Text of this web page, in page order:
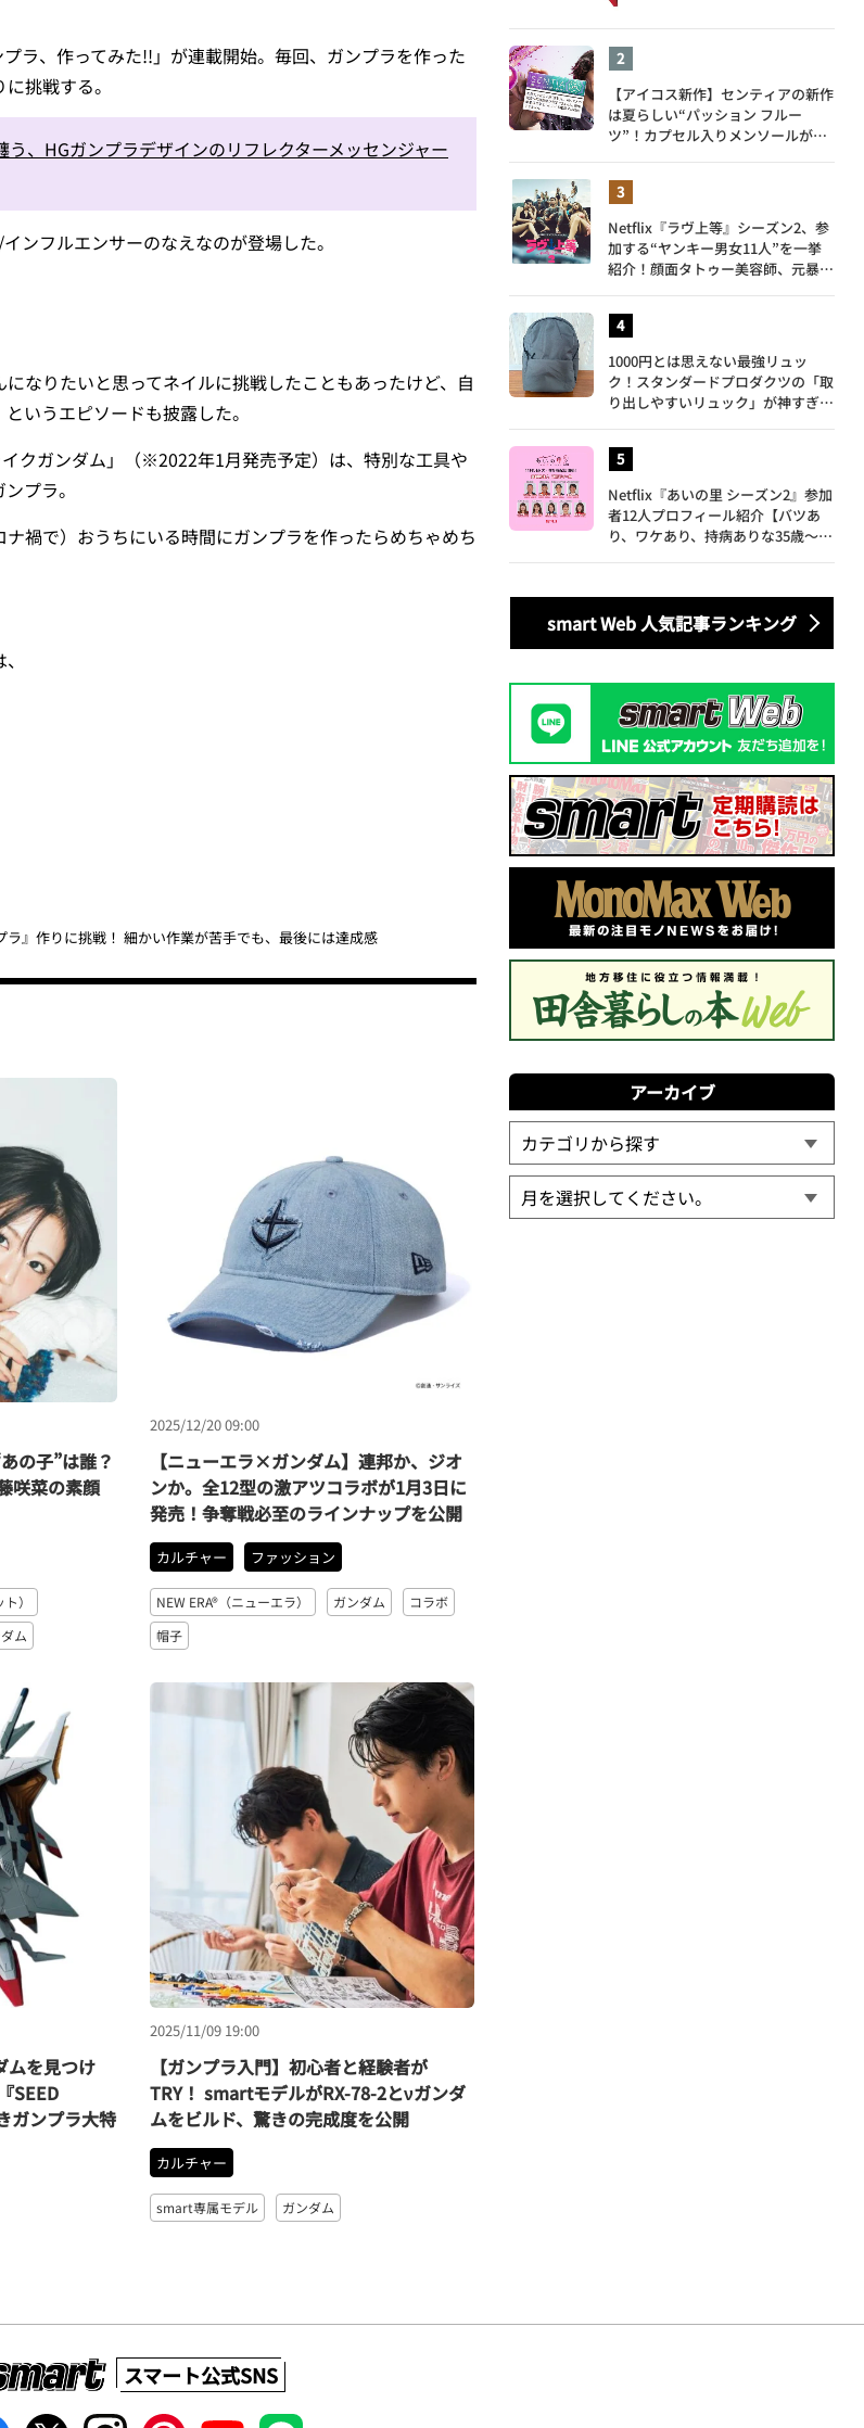
ラ、作ってみた!!」が連載開始。毎回、ガンプラを作った
挑戦する。
、HGガンプラデザインのリフレクターメッセンジャー
ンフルエンサーのなえなのが登場した。
なりたいと思ってネイルに挑戦したこともあったけど、自
いうエピソードも披露した。
クガンダム」（※2022年1月発売予定）は、特別な工具や
プラ。
禍で）おうちにいる時間にガンプラを作ったらめちゃめち
ラ』作りに挑戦！ 細かい作業が苦手でも、最後には達成感
の子”は誰？
咲菜の素顔
）
ム
2025/12/20 09:00
【ニューエラ×ガンダム】連邦か、ジオ
ンか。全12型の激アツコラボが1月3日に
発売！争奪戦必至のラインナップを公開
カルチャー ファッション
NEW ERA®（ニューエラ） ガンダム
コラボ
帽子
ムを見つけ
SEED
ガンプラ大特
2025/11/09 19:00
【ガンプラ入門】初心者と経験者が
TRY！ smartモデルがRX-78-2とνガンダ
ムをビルド、驚きの完成度を公開
カルチャー
smart専属モデル ガンダム
【アイコス新作】センティアの新作
は夏らしい“パッション フルー
ツ”！カプセル入りメンソールが仲
Netflix『ラヴ上等』シーズン2、参
加する“ヤンキー男女11人”を一挙
紹介！顔面タトゥー美容師、元暴走
1000円とは思えない最強リュッ
ク！スタンダードプロダクツの「取
り出しやすいリュック」が神すぎ
Netflix『あいの里 シーズン2』参加
者12人プロフィール紹介【バツあ
り、ワケあり、持病ありな35歳～60
smart Web 人気記事ランキング
アーカイブ
スマート公式SNS